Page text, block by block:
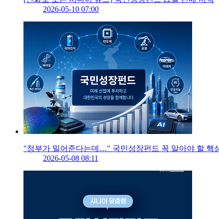
2026-05-10 07:00
"정부가 밀어준다는데…" 국민성장펀드 꼭 알아야 할 핵
2026-05-08 08:11